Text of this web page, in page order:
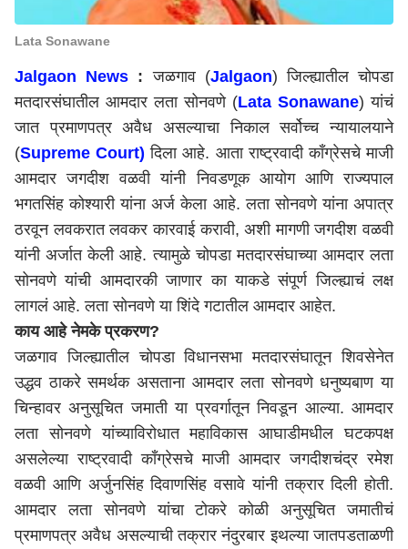
Lata Sonawane
Jalgaon News : जळगाव (Jalgaon) जिल्ह्यातील चोपडा
मतदारसंघातील आमदार लता सोनवणे (Lata Sonawane) यांचं
जात प्रमाणपत्र अवैध असल्याचा निकाल सर्वोच्च न्यायालयाने
(Supreme Court) दिला आहे. आता राष्ट्रवादी काँग्रेसचे माजी
आमदार जगदीश वळवी यांनी निवडणूक आयोग आणि राज्यपाल
भगतसिंह कोश्यारी यांना अर्ज केला आहे. लता सोनवणे यांना अपात्र
ठरवून लवकरात लवकर कारवाई करावी, अशी मागणी जगदीश वळवी
यांनी अर्जात केली आहे. त्यामुळे चोपडा मतदारसंघाच्या आमदार लता
सोनवणे यांची आमदारकी जाणार का याकडे संपूर्ण जिल्ह्याचं लक्ष
लागलं आहे. लता सोनवणे या शिंदे गटातील आमदार आहेत.
काय आहे नेमके प्रकरण?
जळगाव जिल्ह्यातील चोपडा विधानसभा मतदारसंघातून शिवसेनेत
उद्धव ठाकरे समर्थक असताना आमदार लता सोनवणे धनुष्यबाण या
चिन्हावर अनुसूचित जमाती या प्रवर्गातून निवडून आल्या. आमदार
लता सोनवणे यांच्याविरोधात महाविकास आघाडीमधील घटकपक्ष
असलेल्या राष्ट्रवादी काँग्रेसचे माजी आमदार जगदीशचंद्र रमेश
वळवी आणि अर्जुनसिंह दिवाणसिंह वसावे यांनी तक्रार दिली होती.
आमदार लता सोनवणे यांचा टोकरे कोळी अनुसूचित जमातीचं
प्रमाणपत्र अवैध असल्याची तक्रार नंदुरबार इथल्या जातपडताळणी